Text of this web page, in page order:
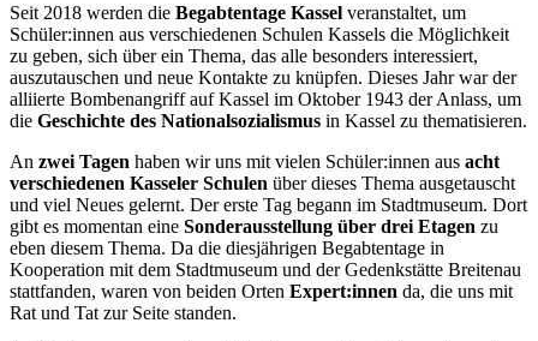
Seit 2018 werden die Begabtentage Kassel veranstaltet, um
Schüler:innen aus verschiedenen Schulen Kassels die Möglichkeit
zu geben, sich über ein Thema, das alle besonders interessiert,
auszutauschen und neue Kontakte zu knüpfen. Dieses Jahr war der
alliierte Bombenangriff auf Kassel im Oktober 1943 der Anlass, um
die Geschichte des Nationalsozialismus in Kassel zu thematisieren.
An zwei Tagen haben wir uns mit vielen Schüler:innen aus acht
verschiedenen Kasseler Schulen über dieses Thema ausgetauscht
und viel Neues gelernt. Der erste Tag begann im Stadtmuseum. Dort
gibt es momentan eine Sonderausstellung über drei Etagen zu
eben diesem Thema. Da die diesjährigen Begabtentage in
Kooperation mit dem Stadtmuseum und der Gedenkstätte Breitenau
stattfanden, waren von beiden Orten Expert:innen da, die uns mit
Rat und Tat zur Seite standen.